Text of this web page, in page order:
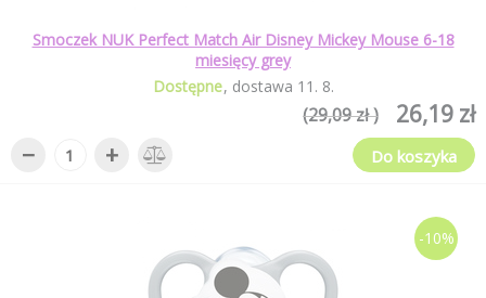
Smoczek NUK Perfect Match Air Disney Mickey Mouse 6-18
miesięcy grey
Dostępne dostawa 11 . 8.
26,19 zł
(29,09 zł )
− + Do koszyka
-10%